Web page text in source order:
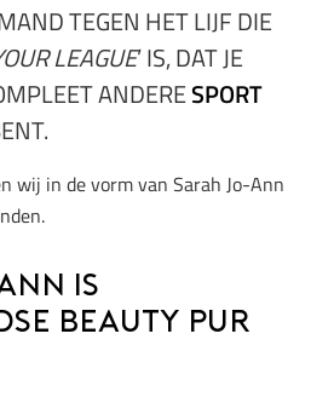
TEGEN HET LIJF DIE
LEAGUE’ IS, DAT JE
ANDERESPORT
wij in de vorm van Sarah Jo-Ann
is
beauty pur